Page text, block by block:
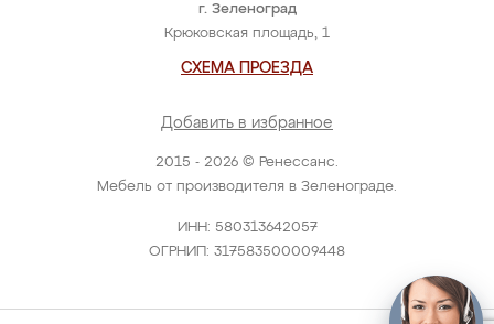
2015 - 2026 © Ренессанс.
Мебель от производителя в Зеленограде.
ИНН: 580313642057
ОГРНИП: 317583500009448
г. Зеленоград
Крюковская площадь, 1
СХЕМА ПРОЕЗДА
Добавить в избранное